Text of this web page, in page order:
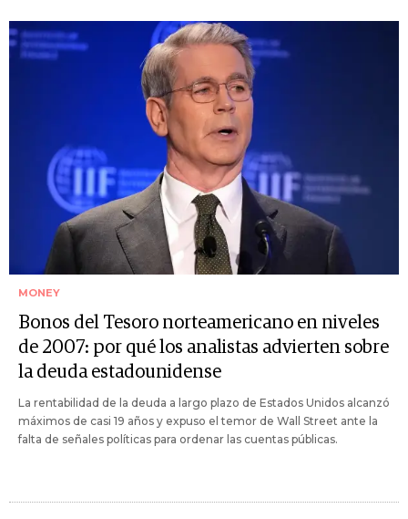
MONEY
Bonos del Tesoro norteamericano en niveles
de 2007: por qué los analistas advierten sobre
la deuda estadounidense
La rentabilidad de la deuda a largo plazo de Estados Unidos alcanzó
máximos de casi 19 años y expuso el temor de Wall Street ante la
falta de señales políticas para ordenar las cuentas públicas.